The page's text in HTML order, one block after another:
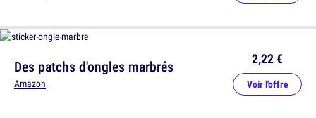
Des patchs d'ongles marbrés
Amazon
2,22 €
Voir l'offre